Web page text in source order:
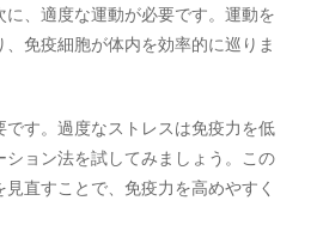
、適度な運動が必要です。運動を
免疫細胞が体内を効率的に巡りま
す。過度なストレスは免疫力を低
ョン法を試してみましょう。この
直すことで、免疫力を高めやすく